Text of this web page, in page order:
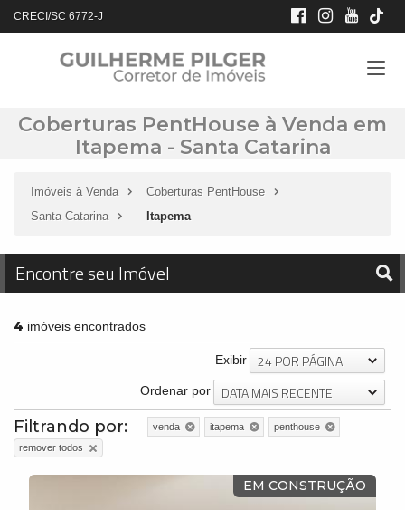
CRECI/SC 6772-J
Coberturas PentHouse à Venda em
Itapema - Santa Catarina
Imóveis à Venda
Coberturas PentHouse
Santa Catarina
Itapema
Encontre seu Imóvel
4 imóveis encontrados
Exibir 24 POR PÁGINA
Ordenar por DATA MAIS RECENTE
Filtrando por: venda itapema
penthouse
remover todos
EM CONSTRUÇÃO